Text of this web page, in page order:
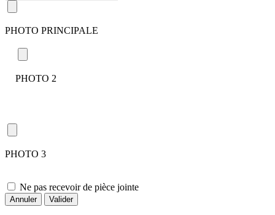
PHOTO PRINCIPALE
PHOTO 2
PHOTO 3
Ne pas recevoir de pièce jointe